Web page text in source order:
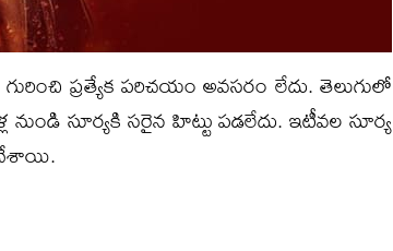
ప్రత్యేక పరిచయం అవసరం లేదు. తెలుగులో
సూర్యకి సరైన హిట్టు పడలేదు. ఇటీవల సూర్య